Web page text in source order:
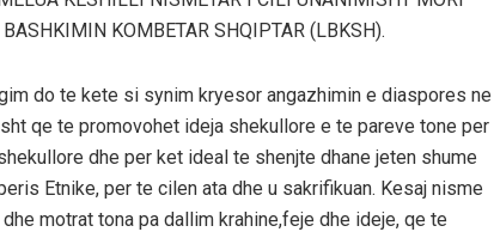
KOMBETAR SHQIPTAR (LBKSH).
do te kete si synim kryesor angazhimin e diaspores ne
qe te promovohet ideja shekullore e te pareve tone per
dhe per ket ideal te shenjte dhane jeten shume
Etnike, per te cilen ata dhe u sakrifikuan. Kesaj nisme
motrat tona pa dallim krahine,feje dhe ideje, qe te